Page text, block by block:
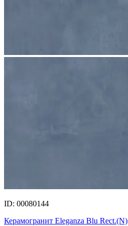
ID: 00080144
Керамогранит Eleganza Blu Rect.(N)